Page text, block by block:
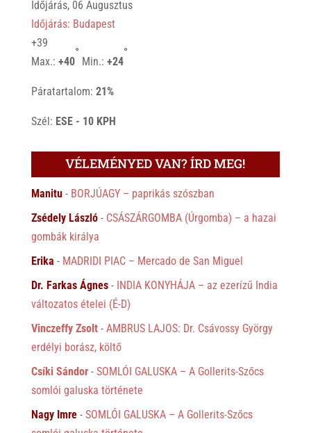
Időjárás, 06 Augusztus
Időjárás: Budapest
+39
Max.: +40
°
Min.: +24
°
Páratartalom: 21%
Szél: ESE - 10 KPH
VÉLEMÉNYED VAN? ÍRD MEG!
Manitu- BORJÚAGY – paprikás szószban
Zsédely László- CSÁSZÁRGOMBA (Úrgomba) – a hazai
gombák királya
Erika - MADRIDI PIAC – Mercado de San Miguel
Dr. Farkas Ágnes- INDIA KONYHÁJA – az ezerízű India
változatos ételei (É-D)
Vinczeffy Zsolt- AMBRUS LAJOS: Dr. Csávossy György
erdélyi borász, költő
Csíki Sándor- SOMLÓI GALUSKA – A Gollerits-Szőcs
somlói galuska története
Nagy Imre- SOMLÓI GALUSKA – A Gollerits-Szőcs